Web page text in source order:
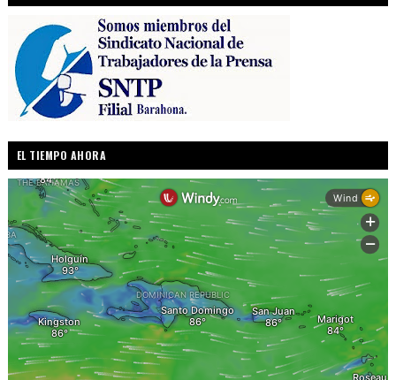
EL TIEMPO AHORA